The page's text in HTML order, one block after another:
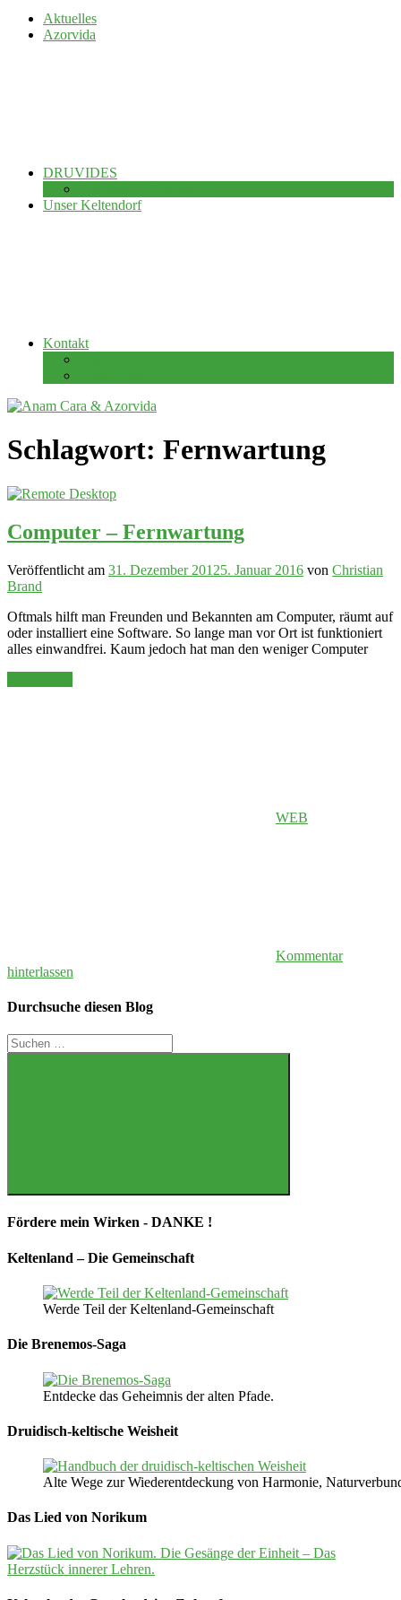
Aktuelles
Azorvida
DRUVIDES
Unser Keltendorf
Kontakt
Schlagwort: Fernwartung
Computer – Fernwartung
Veröffentlicht am 31. Dezember 20125. Januar 2016 von Christian
Brand
Oftmals hilft man Freunden und Bekannten am Computer, räumt auf
oder installiert eine Software. So lange man vor Ort ist funktioniert
alles einwandfrei. Kaum jedoch hat man den weniger Computer
WEB
Kommentar
hinterlassen
Durchsuche diesen Blog
Suchen
nach:
Suchen
Fördere mein Wirken - DANKE !
Keltenland – Die Gemeinschaft
Werde Teil der Keltenland-Gemeinschaft
Die Brenemos-Saga
Entdecke das Geheimnis der alten Pfade.
Druidisch-keltische Weisheit
Alte Wege zur Wiederentdeckung von Harmonie,
Das Lied von Norikum